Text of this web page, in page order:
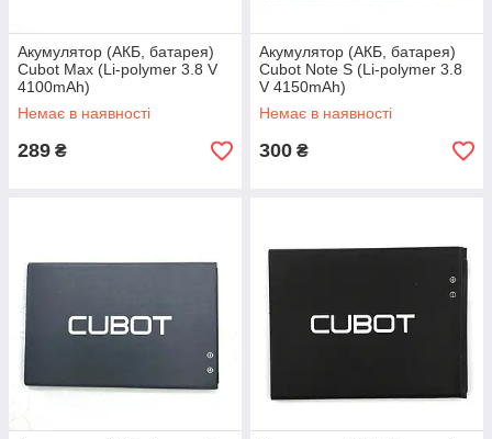
Акумулятор (АКБ, батарея)
Cubot Max (Li-polymer 3.8 V
4100mAh)
Немає в наявності
289 ₴
Акумулятор (АКБ, батарея)
Cubot Note S (Li-polymer 3.8
V 4150mAh)
Немає в наявності
300 ₴